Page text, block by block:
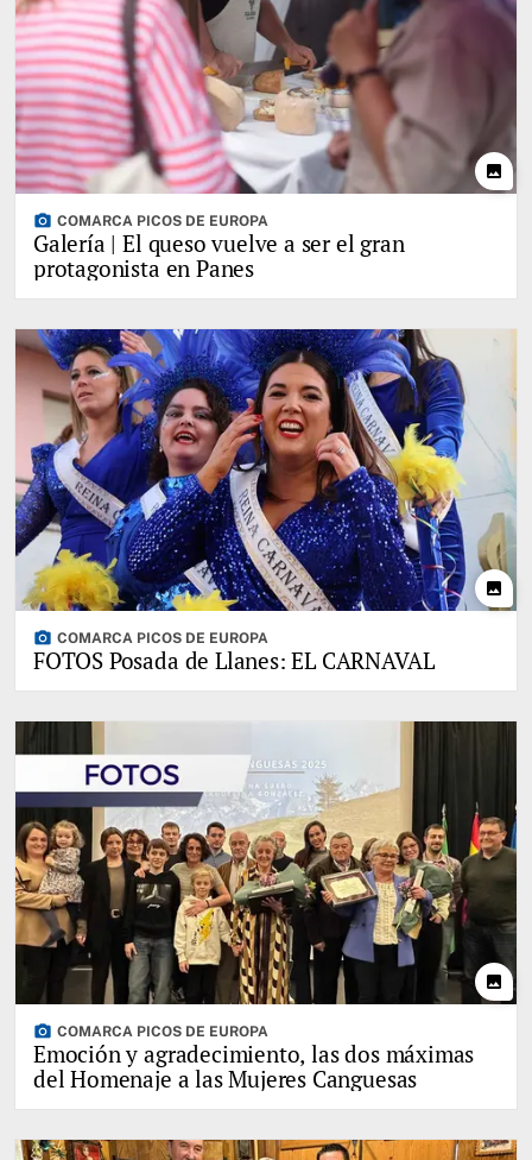
photo
photo_camera COMARCA PICOS DE EUROPA
Galería | El queso vuelve a ser el gran
protagonista en Panes
photo
photo_camera COMARCA PICOS DE EUROPA
FOTOS Posada de Llanes: EL CARNAVAL
photo
photo_camera COMARCA PICOS DE EUROPA
Emoción y agradecimiento, las dos máximas
del Homenaje a las Mujeres Canguesas